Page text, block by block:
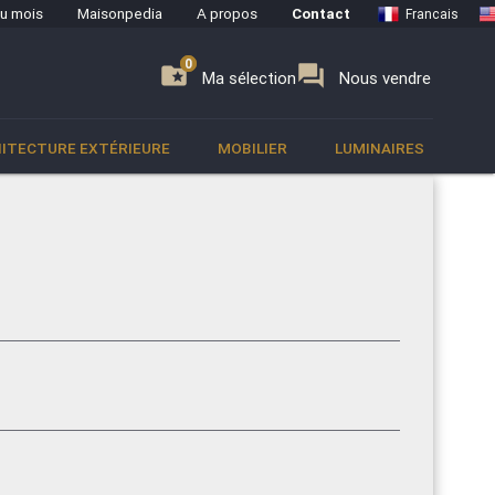
mois Maisonpedia A propos Contact Francais
folder_special Ma sélection
0 forum Nous vendre
0
EXTÉRIEURE MOBILIER LUMINAIRES